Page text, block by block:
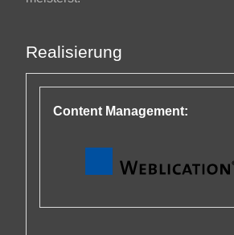
Realisierung
Content Management: